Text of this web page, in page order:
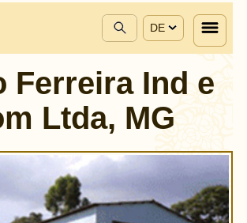
DE
Ferreira Ind e
Ltda, MG